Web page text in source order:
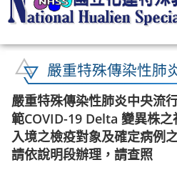
嚴重特殊傳染性肺
嚴重特殊傳染性肺炎中央流
範COVID-19 Delta 變異株
入境之檢疫對象及確定病例
請依說明段辦理，請查照